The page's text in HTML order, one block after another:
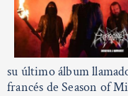
su último álbum
francés de Season of